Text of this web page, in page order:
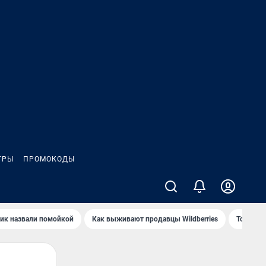
ПРОМОКОДЫ
назвали помойкой Как выживают продавцы Wildberries Топ